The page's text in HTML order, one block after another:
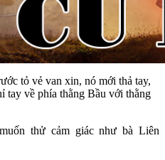
tỏ vẻ van xin, nó mới thả tay,
tay về phía thằng Bầu với thằng
thử cảm giác như bà Liên